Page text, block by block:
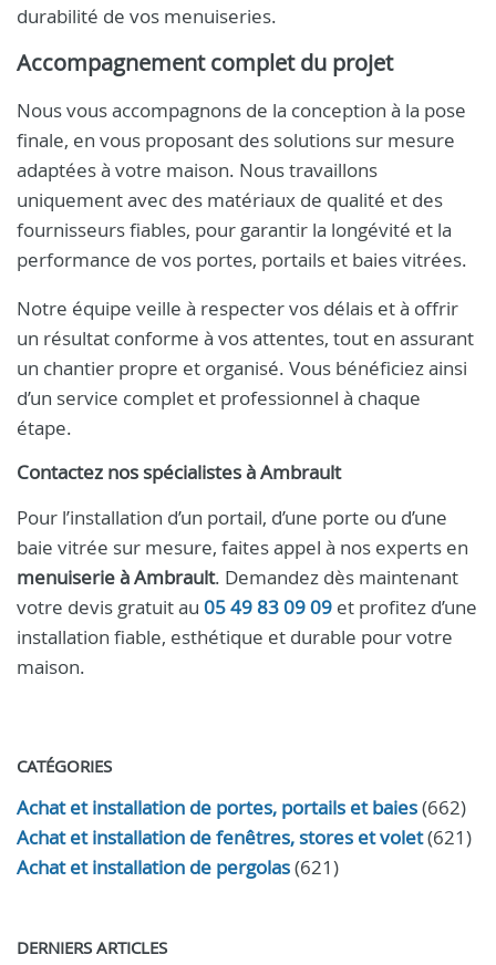
durabilité de vos menuiseries.
Accompagnement complet du projet
Nous vous accompagnons de la conception à la pose
finale, en vous proposant des solutions sur mesure
adaptées à votre maison. Nous travaillons
uniquement avec des matériaux de qualité et des
fournisseurs fiables, pour garantir la longévité et la
performance de vos portes, portails et baies vitrées.
Notre équipe veille à respecter vos délais et à offrir
un résultat conforme à vos attentes, tout en assurant
un chantier propre et organisé. Vous bénéficiez ainsi
d’un service complet et professionnel à chaque
étape.
Contactez nos spécialistes à Ambrault
Pour l’installation d’un portail, d’une porte ou d’une
baie vitrée sur mesure, faites appel à nos experts en
menuiserie à Ambrault. Demandez dès maintenant
votre devis gratuit au 05 49 83 09 09 et profitez d’une
installation fiable, esthétique et durable pour votre
maison.
CATÉGORIES
Achat et installation de portes, portails et baies(662)
Achat et installation de fenêtres, stores et volet(621)
Achat et installation de pergolas(621)
DERNIERS ARTICLES